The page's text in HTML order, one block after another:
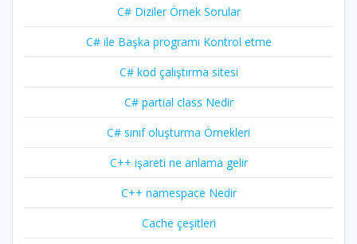
C# Diziler Örnek Sorular
C# ile Başka programı Kontrol etme
C# kod çalıştırma sitesi
C# partial class Nedir
C# sınıf oluşturma Örnekleri
C++ işareti ne anlama gelir
C++ namespace Nedir
Cache çeşitleri